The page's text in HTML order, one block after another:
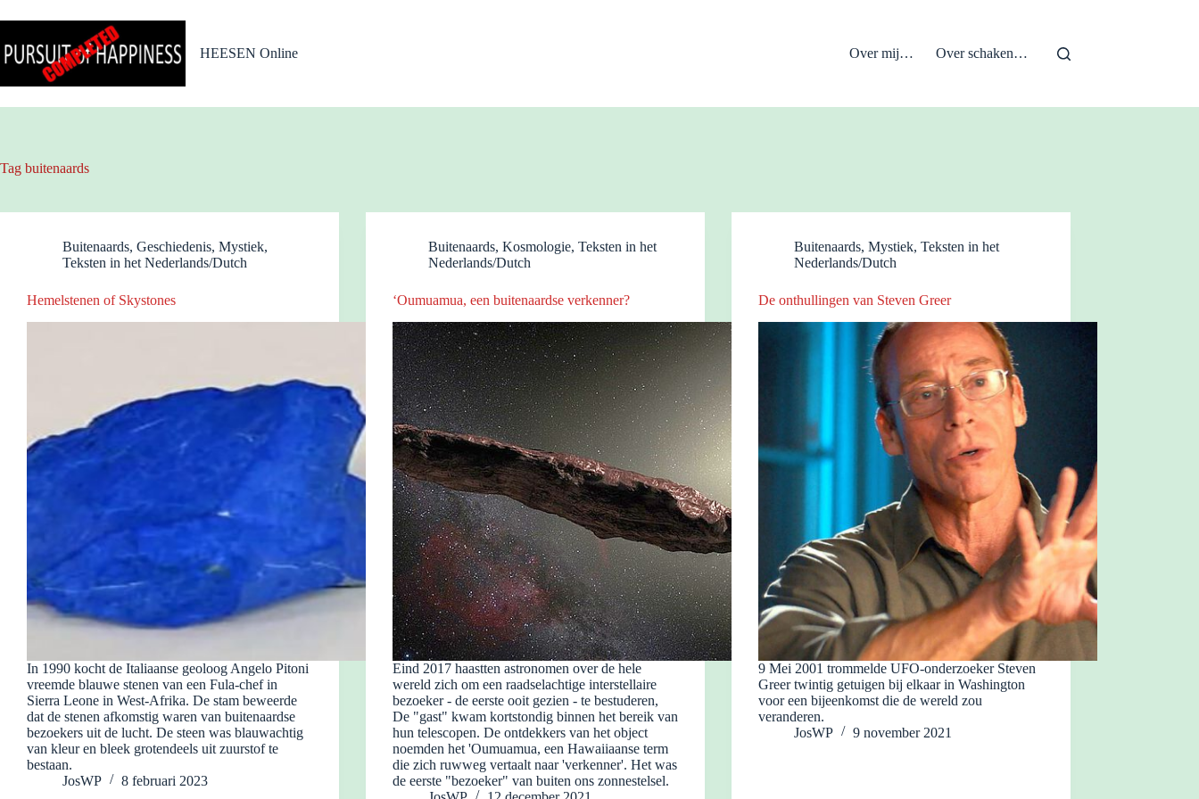
naar
inhoud
HEESEN Online Over mij… Over schaken…
Tag buitenaards
Buitenaards, Geschiedenis, Mystiek,
Teksten in het Nederlands/Dutch
Hemelstenen of Skystones
In 1990 kocht de Italiaanse geoloog Angelo Pitoni
vreemde blauwe stenen van een Fula-chef in
Sierra Leone in West-Afrika. De stam beweerde
dat de stenen afkomstig waren van buitenaardse
bezoekers uit de lucht. De steen was blauwachtig
van kleur en bleek grotendeels uit zuurstof te
bestaan.
JosWP
8 februari 2023
Buitenaards, Kosmologie, Teksten in het
Nederlands/Dutch
‘Oumuamua, een buitenaardse verkenner?
Eind 2017 haastten astronomen over de hele
wereld zich om een raadselachtige interstellaire
bezoeker - de eerste ooit gezien - te bestuderen,
De "gast" kwam kortstondig binnen het bereik van
hun telescopen. De ontdekkers van het object
noemden het 'Oumuamua, een Hawaiiaanse term
die zich ruwweg vertaalt naar 'verkenner'. Het was
de eerste "bezoeker" van buiten ons zonnestelsel.
Buitenaards, Mystiek, Teksten in het
Nederlands/Dutch
De onthullingen van Steven Greer
9 Mei 2001 trommelde UFO-onderzoeker Steven
Greer twintig getuigen bij elkaar in Washington
voor een bijeenkomst die de wereld zou
veranderen.
JosWP
9 november 2021